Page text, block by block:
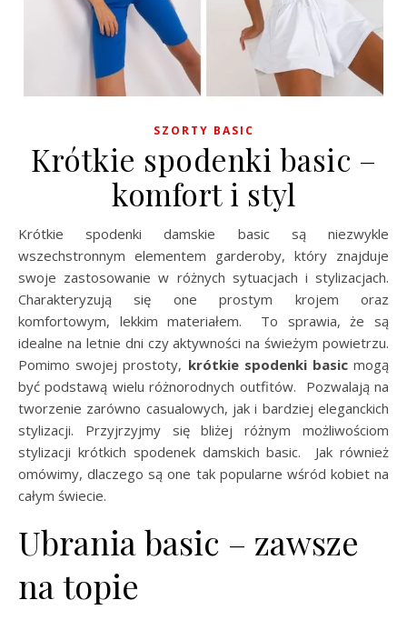
SZORTY BASIC
Krótkie spodenki basic –
komfort i styl
Krótkie spodenki damskie basic są niezwykle
wszechstronnym elementem garderoby, który znajduje
swoje zastosowanie w różnych sytuacjach i stylizacjach.
Charakteryzują się one prostym krojem oraz
komfortowym, lekkim materiałem. To sprawia, że są
idealne na letnie dni czy aktywności na świeżym powietrzu.
Pomimo swojej prostoty, krótkie spodenki basicmogą
być podstawą wielu różnorodnych outfitów. Pozwalają na
tworzenie zarówno casualowych, jak i bardziej eleganckich
stylizacji. Przyjrzyjmy się bliżej różnym możliwościom
stylizacji krótkich spodenek damskich basic. Jak również
omówimy, dlaczego są one tak popularne wśród kobiet na
całym świecie.
Ubrania basic – zawsze
na topie